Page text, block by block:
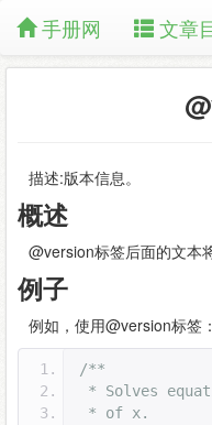
手册网 文章
描述:版本信息。
概述
@version标签后面的文本
例子
例如，使用@version标签：
/**
* Solves
* of x.